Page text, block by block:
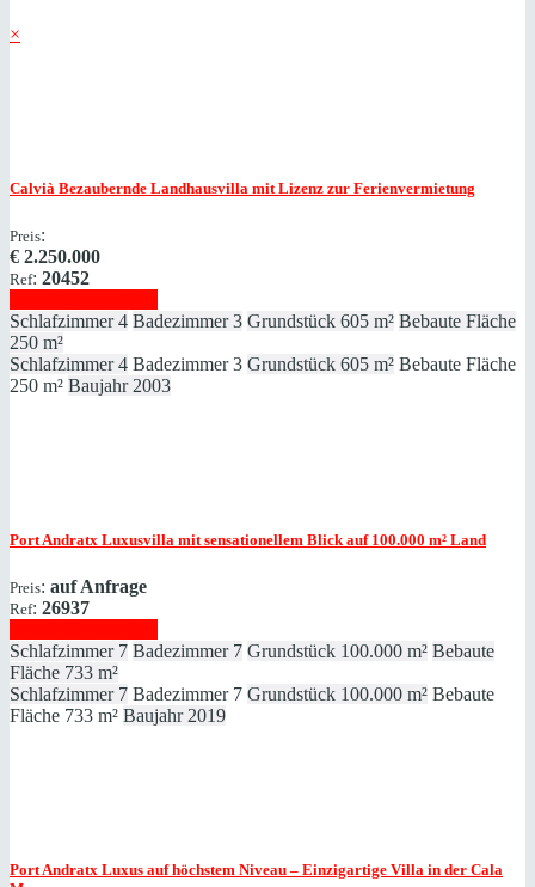
×
Calvià Bezaubernde Landhausvilla mit Lizenz zur Ferienvermietung
Preis:
€ 2.250.000
Ref: 20452
Schlafzimmer 4 Badezimmer 3 Grundstück 605 m² Bebaute Fläche
250 m²
Schlafzimmer 4 Badezimmer 3 Grundstück 605 m² Bebaute Fläche
250 m² Baujahr 2003
Port Andratx Luxusvilla mit sensationellem Blick auf 100.000 m² Land
Preis: auf Anfrage
Ref: 26937
Schlafzimmer 7 Badezimmer 7 Grundstück 100.000 m² Bebaute
Fläche 733 m²
Schlafzimmer 7 Badezimmer 7 Grundstück 100.000 m² Bebaute
Fläche 733 m² Baujahr 2019
Port Andratx Luxus auf höchstem Niveau – Einzigartige Villa in der Cala